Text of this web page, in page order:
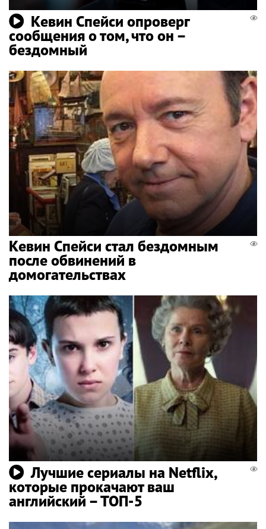
Кевин Спейси опроверг
сообщения о том, что он –
бездомный
Кевин Спейси стал бездомным
после обвинений в
домогательствах
Лучшие сериалы на Netflix,
которые прокачают ваш
английский – ТОП-5